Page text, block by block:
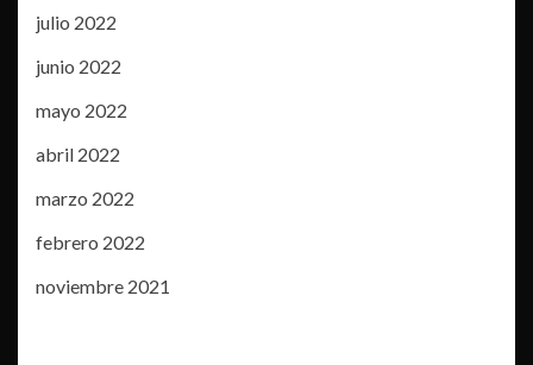
julio 2022
junio 2022
mayo 2022
abril 2022
marzo 2022
febrero 2022
noviembre 2021